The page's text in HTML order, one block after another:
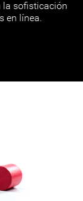
la sofisticación
en línea.